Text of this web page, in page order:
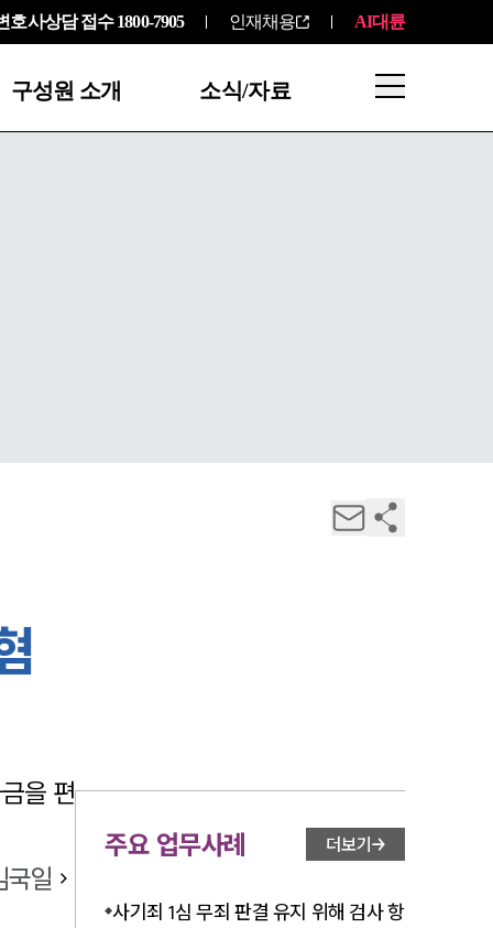
호사상담 접수 1800-7905 인재채용 AI대륜
구성원 소개 소식/자료
을 편
국일
주요 업무사례 더보기
사기죄 1심 무죄 판결 유지 위해 검사 항